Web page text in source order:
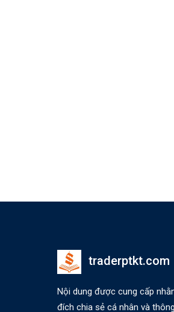
traderptkt.com
Nội dung được cung cấp
đích chia sẻ cá nhân và